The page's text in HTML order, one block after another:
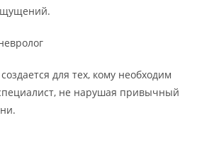
для тех, кому необходим
не нарушая привычный